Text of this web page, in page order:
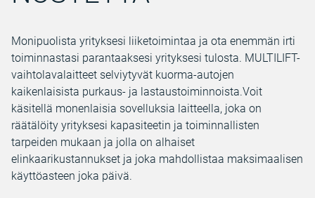
Monipuolista yrityksesi liiketoimintaa ja ota enemmän irti
toiminnastasi parantaaksesi yrityksesi tulosta. MULTILIFT-
vaihtolavalaitteet selviytyvät kuorma-autojen
kaikenlaisista purkaus- ja lastaustoiminnoista.Voit
käsitellä monenlaisia sovelluksia laitteella, joka on
räätälöity yrityksesi kapasiteetin ja toiminnallisten
tarpeiden mukaan ja jolla on alhaiset
elinkaarikustannukset ja joka mahdollistaa maksimaalisen
käyttöasteen joka päivä.